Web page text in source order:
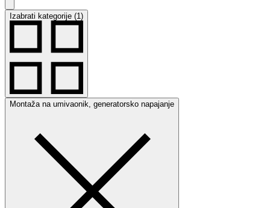
Izabrati kategorije (1)
Montaža na umivaonik, generatorsko napajanje